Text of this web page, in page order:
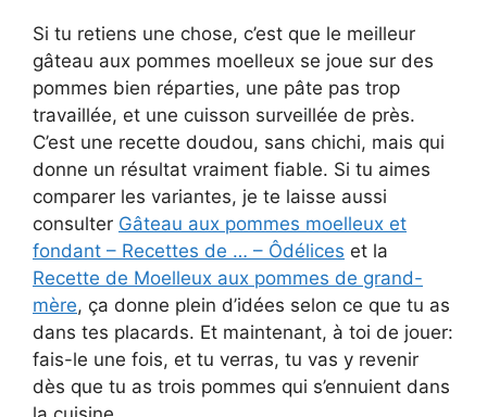
Si tu retiens une chose, c’est que le meilleur
gâteau aux pommes moelleux se joue sur des
pommes bien réparties, une pâte pas trop
travaillée, et une cuisson surveillée de près.
C’est une recette doudou, sans chichi, mais qui
donne un résultat vraiment fiable. Si tu aimes
comparer les variantes, je te laisse aussi
consulter Gâteau aux pommes moelleux et
fondant – Recettes de … – Ôdélices et la
Recette de Moelleux aux pommes de grand-
mère, ça donne plein d’idées selon ce que tu as
dans tes placards. Et maintenant, à toi de jouer:
fais-le une fois, et tu verras, tu vas y revenir
dès que tu as trois pommes qui s’ennuient dans